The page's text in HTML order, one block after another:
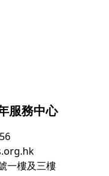
服務中心
一樓及三樓